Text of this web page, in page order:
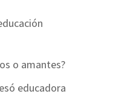
o amantes?
educadora